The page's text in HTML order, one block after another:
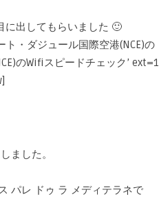
に出してもらいました 🙂
・ダジュール国際空港(NCE)の
のWifiスピードチェック’ ext=1
ました。
パレ ドゥ ラ メディテラネで